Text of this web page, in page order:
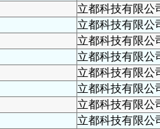
立都科技有限公
立都科技有限公
立都科技有限公
立都科技有限公
立都科技有限公
立都科技有限公
立都科技有限公
立都科技有限公